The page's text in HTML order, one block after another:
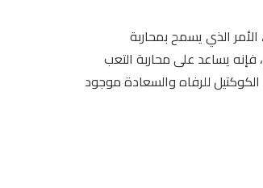
الذي يسمح بمحاربة
يساعد على محاربة التعب
للرفاه والسعادة موجود